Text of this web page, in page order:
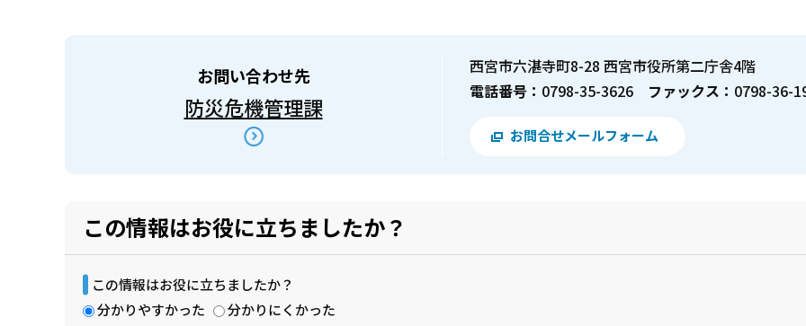
お問い合わせ先
防災危機管理課
西宮市六湛寺町8-28 西宮市役所第二庁舎4階
電話番号： 0798-35-3626 ファックス： 0798-36-
お問合せメールフォーム
この情報はお役に立ちましたか？
この情報はお役に立ちましたか？
分かりやすかった
分かりにくかった